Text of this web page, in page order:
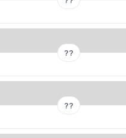
??
??